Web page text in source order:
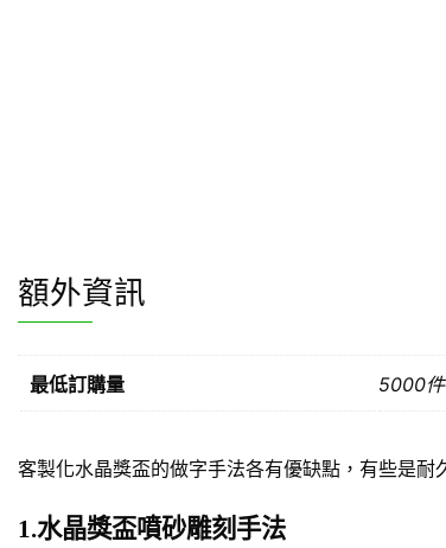
額外資訊
最低訂購量 5000件
客製化水晶獎盃的做字手法各有優缺點，有些是
1.水晶獎盃噴砂雕刻手法